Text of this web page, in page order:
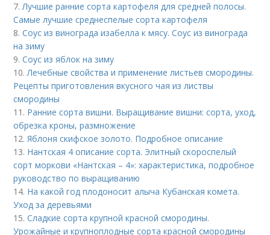
7.Лучшие ранние сорта картофеля для средней полосы.
Самые лучшие среднеспелые сорта картофеля
8.Соус из винограда изабелла к мясу. Соус из винограда
на зиму
9.Соус из яблок на зиму
10.Лечебные свойства и применение листьев смородины.
Рецепты приготовления вкусного чая из листвы
смородины
11. Ранние сорта вишни. Выращивание вишни: сорта, уход,
обрезка кроны, размножение
12.Яблоня скифское золото. Подробное описание
13. Нантская 4 описание сорта. Элитный скороспелый
сорт моркови «Нантская – 4»: характеристика, подробное
руководство по выращиванию
14. На какой год плодоносит алыча Кубанская комета.
Уход за деревьями
15.Сладкие сорта крупной красной смородины.
Урожайные и крупноплодные сорта красной смородины